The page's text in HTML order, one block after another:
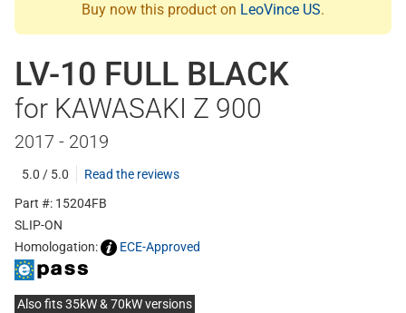
Buy now this product on LeoVince US.
LV-10 FULL BLACK
for KAWASAKI Z 900
2017 - 2019
5.0 / 5.0
Read the reviews
Part #: 15204FB
SLIP-ON
Homologation:
ECE-Approved
Also fits 35kW & 70kW versions